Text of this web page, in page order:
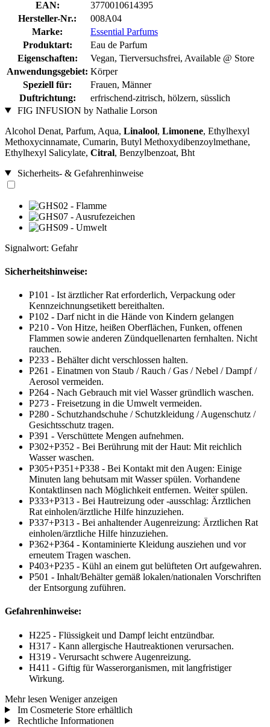
EAN:
3770010614395
Hersteller-Nr.:
008A04
Marke:
Essential Parfums
Produktart:
Eau de Parfum
Eigenschaften:
Vegan, Tierversuchsfrei, Available @ Store
Anwendungsgebiet: Körper
Speziell für:
Frauen, Männer
Duftrichtung:
erfrischend-zitrisch, hölzern, süsslich
FIG INFUSION by Nathalie Lorson
Alcohol Denat, Parfum, Aqua, Linalool, Limonene, Ethylhexyl
Methoxycinnamate, Cumarin, Butyl Methoxydibenzoylmethane,
Ethylhexyl Salicylate, Citral, Benzylbenzoat, Bht
Sicherheits- & Gefahrenhinweise
Signalwort: Gefahr
Sicherheitshinweise:
P101 - Ist ärztlicher Rat erforderlich, Verpackung oder
Kennzeichnungsetikett bereithalten.
P102 - Darf nicht in die Hände von Kindern gelangen
P210 - Von Hitze, heißen Oberflächen, Funken, offenen
Flammen sowie anderen Zündquellenarten fernhalten. Nicht
rauchen.
P233 - Behälter dicht verschlossen halten.
P261 - Einatmen von Staub / Rauch / Gas / Nebel / Dampf /
Aerosol vermeiden.
P264 - Nach Gebrauch mit viel Wasser gründlich waschen.
P273 - Freisetzung in die Umwelt vermeiden.
P280 - Schutzhandschuhe / Schutzkleidung / Augenschutz /
Gesichtsschutz tragen.
P391 - Verschüttete Mengen aufnehmen.
P302+P352 - Bei Berührung mit der Haut: Mit reichlich
Wasser waschen.
P305+P351+P338 - Bei Kontakt mit den Augen: Einige
Minuten lang behutsam mit Wasser spülen. Vorhandene
Kontaktlinsen nach Möglichkeit entfernen. Weiter spülen.
P333+P313 - Bei Hautreizung oder -ausschlag: Ärztlichen
Rat einholen/ärztliche Hilfe hinzuziehen.
P337+P313 - Bei anhaltender Augenreizung: Ärztlichen Rat
einholen/ärztliche Hilfe hinzuziehen.
P362+P364 - Kontaminierte Kleidung ausziehen und vor
erneutem Tragen waschen.
P403+P235 - Kühl an einem gut belüfteten Ort aufgewahren.
P501 - Inhalt/Behälter gemäß lokalen/nationalen Vorschriften
der Entsorgung zuführen.
Gefahrenhinweise:
H225 - Flüssigkeit und Dampf leicht entzündbar.
H317 - Kann allergische Hautreaktionen verursachen.
H319 - Verursacht schwere Augenreizung.
H411 - Giftig für Wasserorganismen, mit langfristiger
Wirkung.
Mehr lesen Weniger anzeigen
Im Cosmeterie Store erhältlich
Rechtliche Informationen